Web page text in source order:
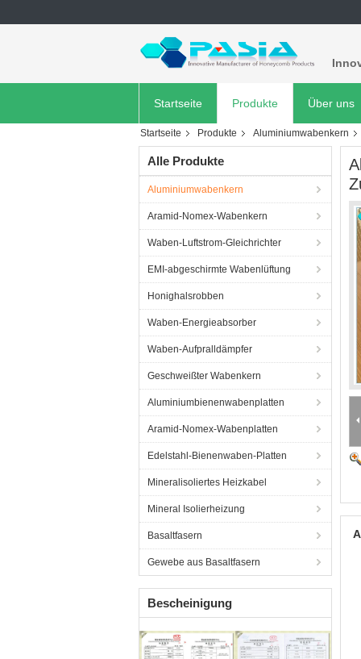
Startseite Produkte Über uns
Startseite Produkte Aluminiumwabenkern
Alle Produkte
Aluminiumwabenkern
Aramid-Nomex-Wabenkern
Waben-Luftstrom-Gleichrichter
EMI-abgeschirmte Wabenlüftung
Honighalsrobben
Waben-Energieabsorber
Waben-Aufpralldämpfer
Geschweißter Wabenkern
Aluminiumbienenwabenplatten
Aramid-Nomex-Wabenplatten
Edelstahl-Bienenwaben-Platten
Mineralisoliertes Heizkabel
Mineral Isolierheizung
Basaltfasern
Gewebe aus Basaltfasern
Bescheinigung